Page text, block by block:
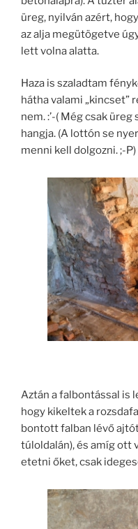
üreg, nyilván azért,
az alja megütögetve
lett volna alatta.
Haza is szaladtam
hátha valami „kincset”
nem. :’-( Még csak
hangja. (A lottón se
menni kell dolgozni. ;-P)
Aztán a falbontással is
hogy kikeltek a
bontott falban lévő
túloldalán), és amíg ott
etetni őket, csak